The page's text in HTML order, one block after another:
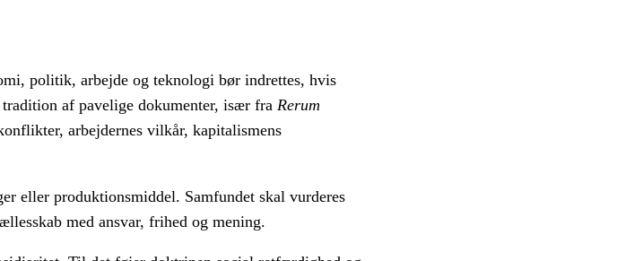
politik, arbejde og teknologi bør indrettes, hvis
af pavelige dokumenter, især fra Rerum
arbejdernes vilkår, kapitalismens
eller produktionsmiddel. Samfundet skal vurderes
med ansvar, frihed og mening.